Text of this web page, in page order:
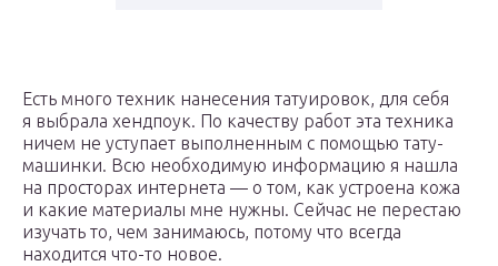
Есть много техник нанесения татуировок, для себя
я выбрала хендпоук. По качеству работ эта техника
ничем не уступает выполненным с помощью тату-
машинки. Всю необходимую информацию я нашла
на просторах интернета — о том, как устроена кожа
и какие материалы мне нужны. Сейчас не перестаю
изучать то, чем занимаюсь, потому что всегда
находится что-то новое.